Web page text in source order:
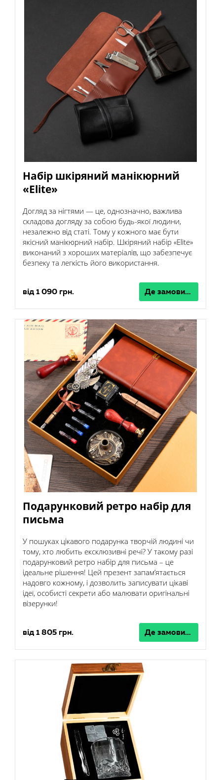
Набір шкіряний манікюрний
«Elite»
Догляд за нігтями — це, однозначно, важлива
складова догляду за собою будь-якої людини,
незалежно від статі. Тому у кожного має бути
якісний манікюрний набір. Шкіряний набір «Elite»
виконаний з хороших матеріалів, що забезпечує
безпеку та легкість його використання.
від 1 090 грн. Де замовити
Подарунковий ретро набір для
письма
У пошуках цікавого подарунка творчій людині чи
тому, хто любить ексклюзивні речі? У такому разі
подарунковий ретро набір для письма – це
ідеальне рішення! Цей презент запам’ятається
надовго кожному, і дозволить записувати цікаві
ідеї, особисті секрети або малювати оригінальні
візерунки!
від 1 805 грн. Де замовити